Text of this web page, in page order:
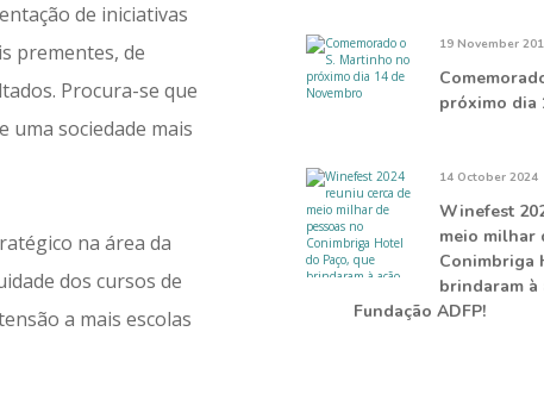
de iniciativas
prementes, de
Procura-se que
uma sociedade mais
na área da
dos cursos de
a mais escolas
19 November
próximo dia
14 October 2024
Winefest
meio milhar
Conimbriga
brindaram à
Fundação ADFP!